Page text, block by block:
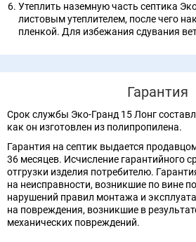
Утеплить наземную часть септика
листовым утеплителем, после чего
пленкой. Для избежания сдувания
Гарантия
Срок службы Эко-Гранд 15 Лонг
как он изготовлен из полипропилена.
Гарантия на септик выдается
36 месяцев. Исчисление гарантийного
отгрузки изделия потребителю.
на неисправности, возникшие по вине
нарушений правил монтажа и
на повреждения, возникшие в
механических повреждений.